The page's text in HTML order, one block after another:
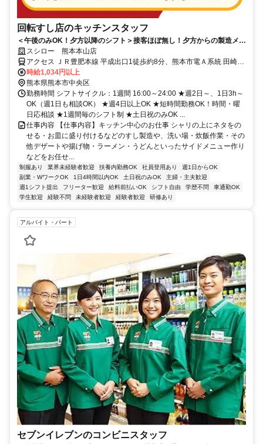
回転すし店のキッチンスタッフ
＜午後のみOK！夕方以降のシフト＞接客ほぼ無し！夕方からの製造メイ
ンでコツコツ働ける
スシロー 熊本本山店
アクセス ＪＲ豊肥本線 平成出口1徒歩約8分、熊本市電Ａ系統 田崎橋
徒歩約15分、ＪＲ豊肥本線 南熊本徒歩約16分
時給1,034円以上
熊本県熊本市中央区
勤務時間 シフトサイクル：1週間 16:00～24:00 ★週2日～、1日3h～
OK（週1日も相談OK） ★週4日以上OK ★短時間勤務OK！時間・曜
日応相談 ★1週間毎のシフト制 ★土日祝のみOK ...
仕事内容 【仕事内容】キッチン中心のお仕事 シャリの上にネタをの
せる・お皿に盛り付けるなどのすし製造や、洗い場・炊飯作業・その
他デザートや揚げ物・ラーメン・うどんといったサイドメニュー作り
などをお任せ...
制服あり 業界未経験者歓迎 扶養内勤務OK 社員登用あり
週1日からOK
副業・WワークOK
1日4時間以内OK 土日祝のみOK
主婦・主夫歓迎
週1シフト提出
フリーター歓迎 給料前払いOK シフト自由 学歴不問
車通勤OK
学生歓迎
経験不問 未経験者歓迎 経験者歓迎 研修あり
アルバイト・パート
セブンイレブンのコンビニスタッフ